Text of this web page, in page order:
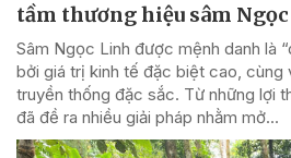
tầm thương hiệu sâm
Sâm Ngọc Linh được mệnh danh là
bởi giá trị kinh tế đặc biệt cao, cùng
truyền thống đặc sắc. Từ những lợi
đã đề ra nhiều giải pháp nhằm mở...